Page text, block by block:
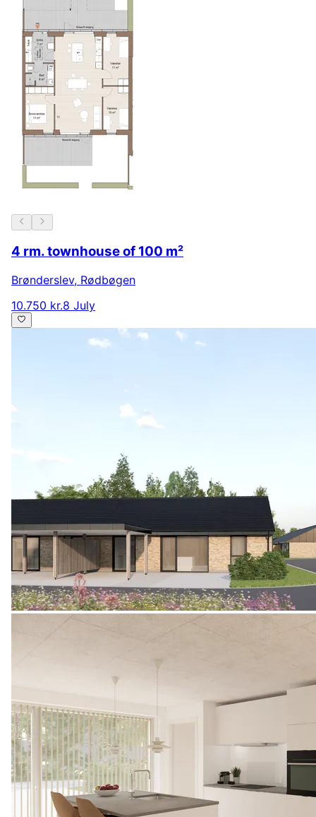
4 rm. townhouse of 100 m²
Brønderslev, Rødbøgen
10.750 kr.8 July